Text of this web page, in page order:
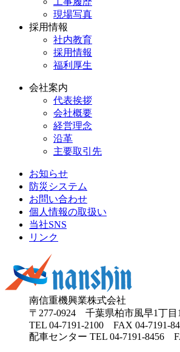
現場写真
採用情報
社内教育
採用情報
福利厚生
会社案内
代表挨拶
会社概要
経営理念
沿革
主要取引先
お知らせ
防災システム
お問い合わせ
個人情報の取扱い
当社SNS
リンク
南信重機興業株式会社
〒277-0924 千葉県柏市風早1丁目
TEL 04-7191-2100 FAX 04-7191-
配車センター TEL 04-7191-8456